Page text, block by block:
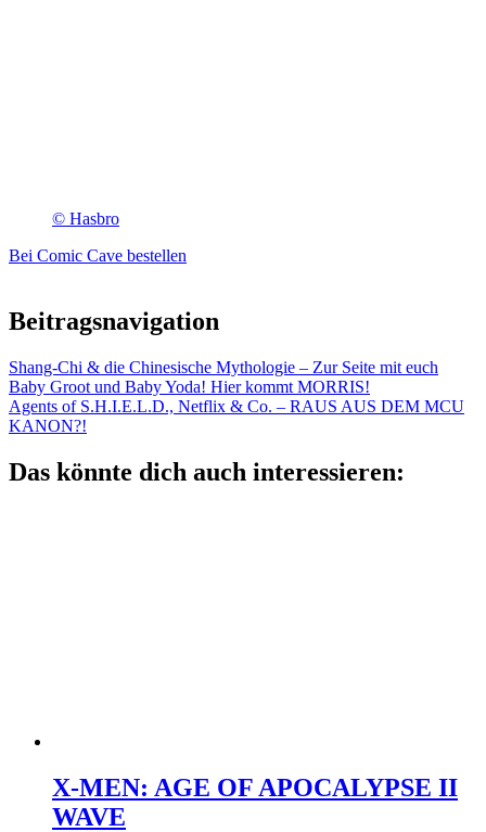
© Hasbro
Bei Comic Cave bestellen
Beitragsnavigation
Shang-Chi & die Chinesische Mythologie – Zur Seite mit euch
Baby Groot und Baby Yoda! Hier kommt MORRIS!
Agents of S.H.I.E.L.D., Netflix & Co. – RAUS AUS DEM MCU
KANON?!
Das könnte dich auch interessieren:
X-MEN: AGE OF APOCALYPSE II
WAVE